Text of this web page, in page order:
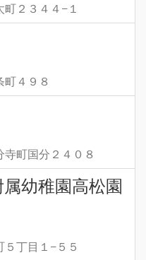
２３４４−１
４９８
町国分２４０８
幼稚園高松園
丁目１−５５